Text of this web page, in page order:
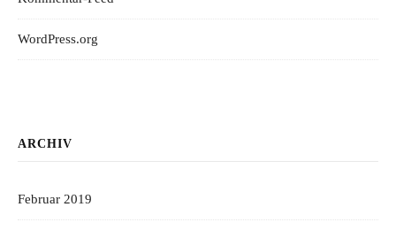
WordPress.org
ARCHIV
Februar 2019